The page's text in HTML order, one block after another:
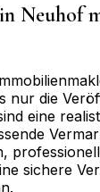
Neuhof
nur die
eine
sichere